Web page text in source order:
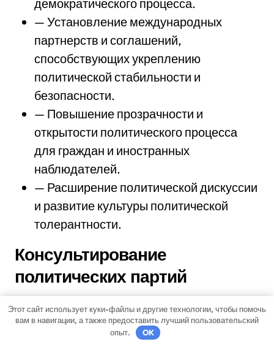
демократического процесса.
— Установление международных
партнерств и соглашений,
способствующих укреплению
политической стабильности и
безопасности.
— Повышение прозрачности и
открытости политического процесса
для граждан и иностранных
наблюдателей.
— Расширение политической дискуссии
и развитие культуры политической
толерантности.
Консультирование
политических партий
Александр Сосновский имеет богатый опыт в
консультировании политических партий и их
лидеров. Он оказывает помощь в разработке
Этот сайт использует куки-файлы и другие технологии, чтобы помочь
вам в навигации, а также предоставить лучший пользовательский
опыт.
OK